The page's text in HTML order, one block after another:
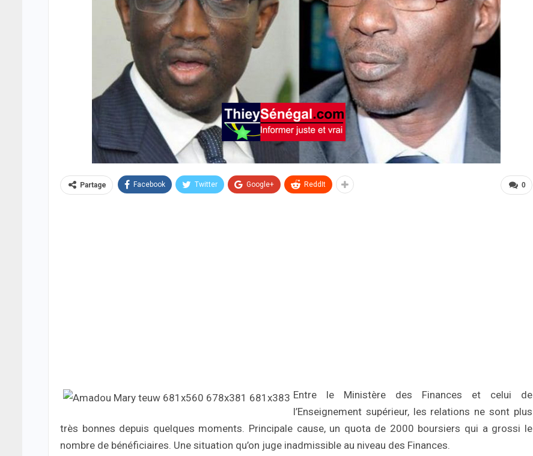
0
Partage Facebook Twitter Google+ ReddIt
Entre le Ministère des Finances et celui de
l’Enseignement supérieur, les relations ne sont plus
très bonnes depuis quelques moments. Principale cause, un quota de 2000 boursiers qui a grossi le
nombre de bénéficiaires. Une situation qu’on juge inadmissible au niveau des Finances.